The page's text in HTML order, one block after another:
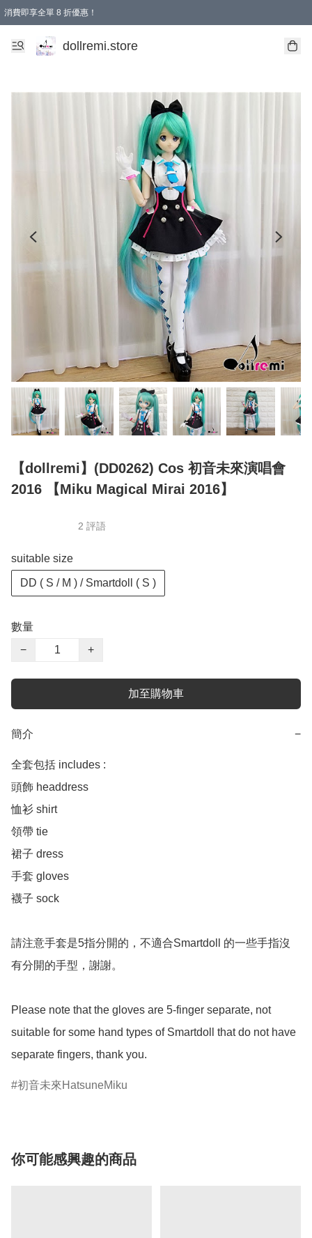
消費即享全單 8 折優惠！
購物滿 HKD 1500.00即享免運費優惠！（適用於 本地送貨、本地取貨、國際送貨 )
dollremi.store
【dollremi】(DD0262) Cos 初音未來演唱會
2016 【Miku Magical Mirai 2016】
2 評語
suitable size
DD ( S / M ) / Smartdoll ( S )
數量
−
+
加至購物車
簡介 −
全套包括 includes :
頭飾 headdress
恤衫 shirt
領帶 tie
裙子 dress
手套 gloves
襪子 sock
請注意手套是5指分開的，不適合Smartdoll 的一些手指沒
有分開的手型，謝謝。
Please note that the gloves are 5-finger separate, not
suitable for some hand types of Smartdoll that do not have
separate fingers, thank you.
初音未來HatsuneMiku
你可能感興趣的商品